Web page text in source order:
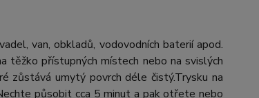
van, obkladů, vodovodních baterií apod.
těžko přístupných místech nebo na svislých
zůstává umytý povrch déle čistý.Trysku na
působit cca 5 minut a pak otřete nebo